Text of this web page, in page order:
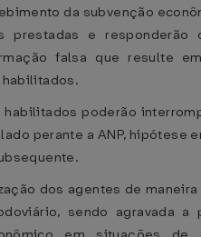
da subvenção
prestadas e
falsa que resulte
habilitados poderão
perante a ANP, hipótese
dos agentes de
sendo agravada a